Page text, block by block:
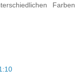
Farben